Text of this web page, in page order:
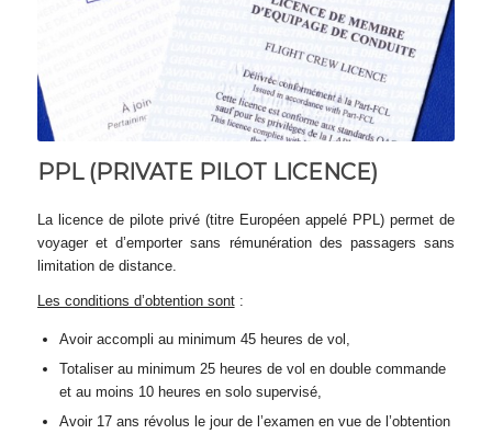
PPL (PRIVATE PILOT LICENCE)
La licence de pilote privé (titre Européen appelé PPL) permet de
voyager et d’emporter sans rémunération des passagers sans
limitation de distance.
Les conditions d’obtention sont:
Avoir accompli au minimum 45 heures de vol,
Totaliser au minimum 25 heures de vol en double commande
et au moins 10 heures en solo supervisé,
Avoir 17 ans révolus le jour de l’examen en vue de l’obtention